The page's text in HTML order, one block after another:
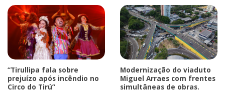
“Tirullipa fala sobre
prejuízo após incêndio no
Circo do Tirú”
Modernização do viaduto
Miguel Arraes com frentes
simultâneas de obras.